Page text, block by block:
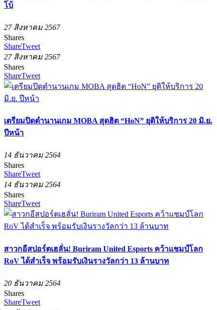
โบ้
27 สิงหาคม 2567
Shares
ShareTweet
27 สิงหาคม 2567
Shares
ShareTweet
เตรียมปิดตำนานเกม MOBA สุดฮิต “HoN” ยุติให้บริการ 20 มิ.ย.
ปีหน้า
14 ธันวาคม 2564
Shares
ShareTweet
14 ธันวาคม 2564
Shares
ShareTweet
สาวกอีสปอร์ตเฮลั่น! Buriram United Esports คว้าแชมป์โลก
RoV ได้สำเร็จ พร้อมรับเงินรางวัลกว่า 13 ล้านบาท
20 ธันวาคม 2564
Shares
ShareTweet